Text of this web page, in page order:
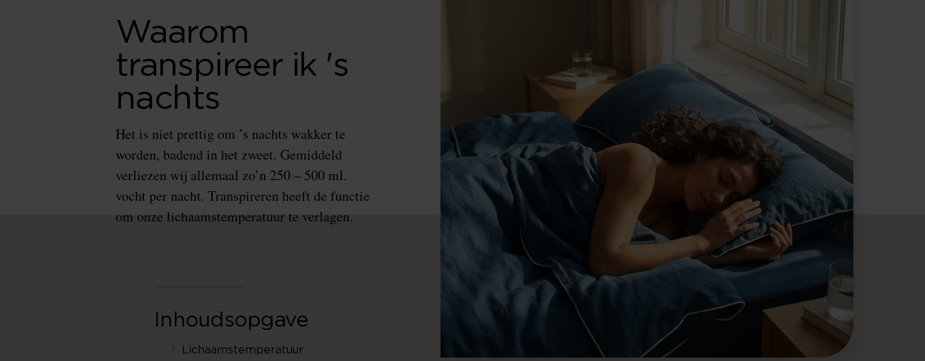
Waarom
transpireer ik 's
nachts
Het is niet prettig om ’s nachts wakker te
worden, badend in het zweet. Gemiddeld
verliezen wij allemaal zo’n 250 – 500 ml.
vocht per nacht. Transpireren heeft de functie
om onze lichaamstemperatuur te verlagen.
Inhoudsopgave
Lichaamstemperatuur